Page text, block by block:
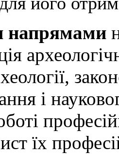
напрямами
і
їх